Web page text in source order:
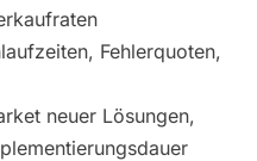
Fehlerquoten,
neuer Lösungen,